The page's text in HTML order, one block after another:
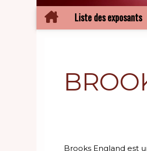
Liste des exposants
Brooks England est